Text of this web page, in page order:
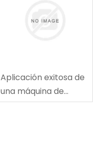
Aplicación exitosa de
una máquina de
reparación de rutas